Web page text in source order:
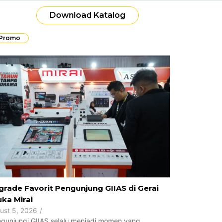
Download Katalog
Favorit Pengunjung GIIAS di Gerai
Mirai
5, 2026 /